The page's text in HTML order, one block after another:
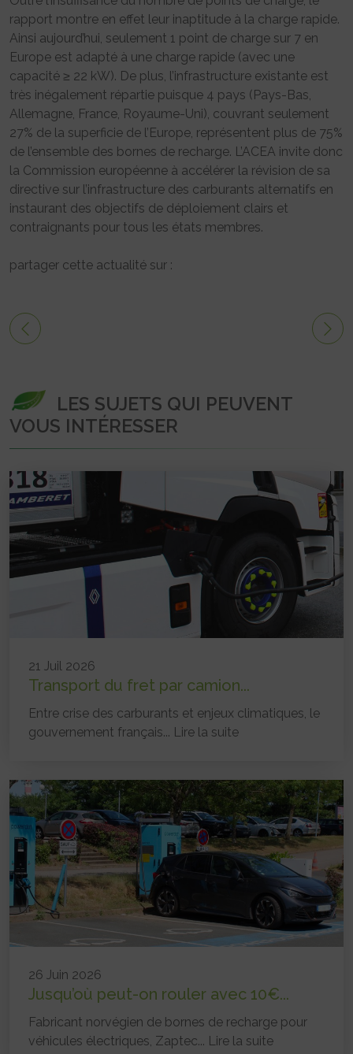
rapport montre en effet leur inaptitude à la charge rapide.
Ainsi aujourd’hui, seulement 1 point de charge sur 7 en
Europe est adapté à une charge rapide (avec une
capacité ≥ 22 kW). De plus, l’infrastructure existante est
très inégalement répartie puisque 4 pays (Pays-Bas,
Allemagne, France, Royaume-Uni), couvrant seulement
27% de la superficie de l’Europe, représentent plus de 75%
de l’ensemble des bornes de recharge. L’ACEA invite donc
la Commission européenne à accélérer la révision de sa
directive sur l’infrastructure des carburants alternatifs en
instaurant des objectifs de déploiement clairs et
contraignants pour tous les états membres.
partager cette actualité sur :
LES SUJETS QUI PEUVENT
VOUS INTÉRESSER
21 Juil 2026
Transport du fret par camion...
Entre crise des carburants et enjeux climatiques, le
gouvernement français... Lire la suite
26 Juin 2026
Jusqu’où peut-on rouler avec 10€...
Fabricant norvégien de bornes de recharge pour
véhicules électriques, Zaptec... Lire la suite